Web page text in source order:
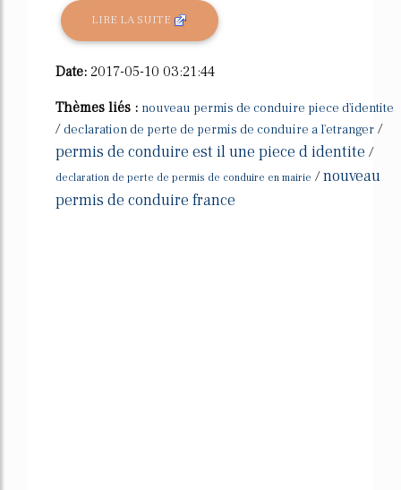
LIRE LA SUITE
Date: 2017-05-10 03:21:44
Thèmes liés : nouveau permis de conduire piece d'identite
/ declaration de perte de permis de conduire a l'etranger /
permis de conduire est il une piece d identite /
declaration de perte de permis de conduire en mairie /nouveau
permis de conduire france